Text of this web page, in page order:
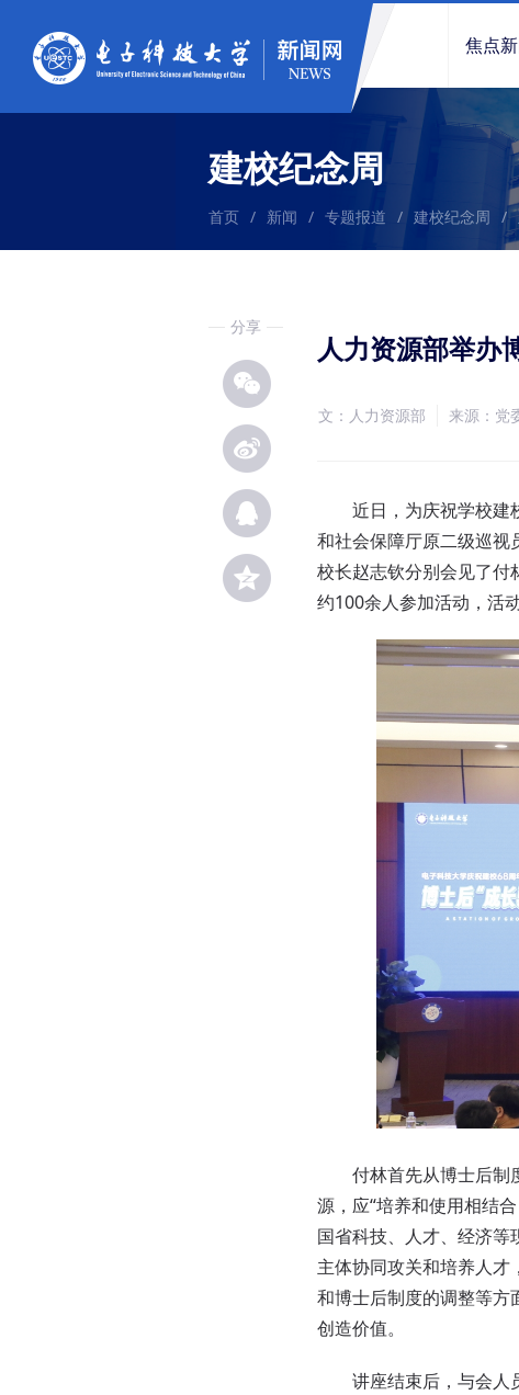
焦点
建校纪念周
首页 / 新闻 / 专题报道 / 建校纪念周 /
分享
人力资源部举办
文：人力资源部 来源：党
近日，为庆祝学校建校
和社会保障厅原二级巡视
校长赵志钦分别会见了付
约100余人参加活动，活
付林首先从博士后制度
源，应“培养和使用相结
国省科技、人才、经济
主体协同攻关和培养人
和博士后制度的调整等方
创造价值。
讲座结束后，与会人员